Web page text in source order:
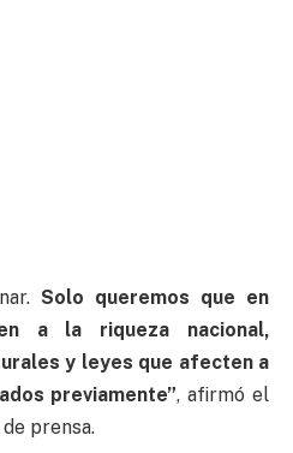
Solo queremos que en
a la riqueza nacional,
y leyes que afecten a
previamente”, afirmó el
prensa.